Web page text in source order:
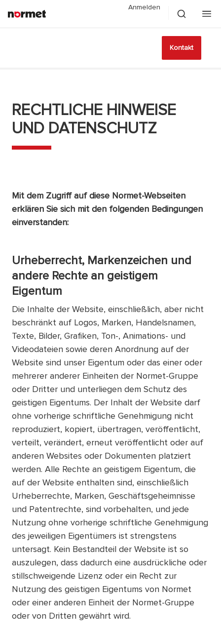
Anmelden
Kontakt
RECHTLICHE HINWEISE
UND DATENSCHUTZ
Mit dem Zugriff auf diese Normet-Webseiten
erklären Sie sich mit den folgenden Bedingungen
einverstanden:
Urheberrecht, Markenzeichen und
andere Rechte an geistigem
Eigentum
Die Inhalte der Website, einschließlich, aber nicht
beschränkt auf Logos, Marken, Handelsnamen,
Texte, Bilder, Grafiken, Ton-, Animations- und
Videodateien sowie deren Anordnung auf der
Website sind unser Eigentum oder das einer oder
mehrerer anderer Einheiten der Normet-Gruppe
oder Dritter und unterliegen dem Schutz des
geistigen Eigentums. Der Inhalt der Website darf
ohne vorherige schriftliche Genehmigung nicht
reproduziert, kopiert, übertragen, veröffentlicht,
verteilt, verändert, erneut veröffentlicht oder auf
anderen Websites oder Dokumenten platziert
werden. Alle Rechte an geistigem Eigentum, die
auf der Website enthalten sind, einschließlich
Urheberrechte, Marken, Geschäftsgeheimnisse
und Patentrechte, sind vorbehalten, und jede
Nutzung ohne vorherige schriftliche Genehmigung
des jeweiligen Eigentümers ist strengstens
untersagt. Kein Bestandteil der Website ist so
auszulegen, dass dadurch eine ausdrückliche oder
stillschweigende Lizenz oder ein Recht zur
Nutzung des geistigen Eigentums von Normet
oder einer anderen Einheit der Normet-Gruppe
oder von Dritten gewährt wird.